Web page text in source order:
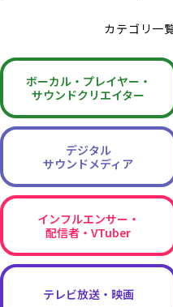
カテゴリ一
ボーカル・ プレイヤー・
サウンドクリエイター
デジタル
サウンドメディア
インフルエンサー・
配信者・VTuber
テレビ放送・映画